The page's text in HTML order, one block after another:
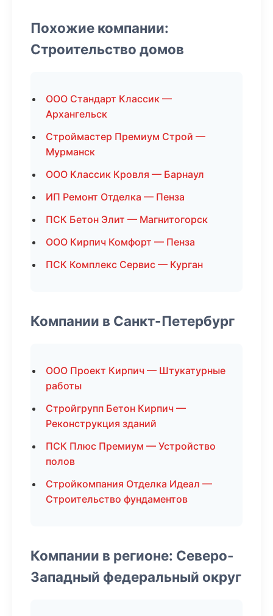
Похожие компании:
Строительство домов
ООО Стандарт Классик —
Архангельск
Строймастер Премиум Строй —
Мурманск
ООО Классик Кровля — Барнаул
ИП Ремонт Отделка — Пенза
ПСК Бетон Элит — Магнитогорск
ООО Кирпич Комфорт — Пенза
ПСК Комплекс Сервис — Курган
Компании в Санкт-Петербург
ООО Проект Кирпич — Штукатурные
работы
Стройгрупп Бетон Кирпич —
Реконструкция зданий
ПСК Плюс Премиум — Устройство
полов
Стройкомпания Отделка Идеал —
Строительство фундаментов
Компании в регионе: Северо-
Западный федеральный округ